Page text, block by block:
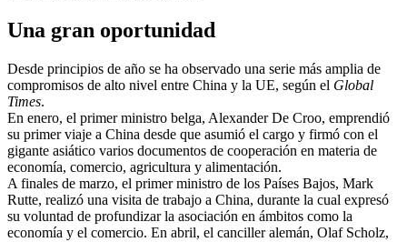
Una gran oportunidad
Desde principios de año se ha observado una serie más amplia de
compromisos de alto nivel entre China y la UE, según el Global
Times.
En enero, el primer ministro belga, Alexander De Croo, emprendió
su primer viaje a China desde que asumió el cargo y firmó con el
gigante asiático varios documentos de cooperación en materia de
economía, comercio, agricultura y alimentación.
A finales de marzo, el primer ministro de los Países Bajos, Mark
Rutte, realizó una visita de trabajo a China, durante la cual expresó
su voluntad de profundizar la asociación en ámbitos como la
economía y el comercio. En abril, el canciller alemán, Olaf Scholz,